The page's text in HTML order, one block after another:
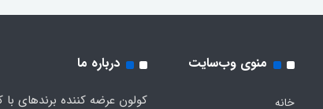
منوی وب‌سایت
خانه
درباره ما
کولون عرضه کننده برندهای